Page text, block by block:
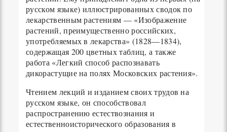
русском языке) иллюстрированных сводок по
лекарственным растениям — «Изображение
растений, преимущественно российских,
употребляемых в лекарства» (1828—1834),
содержащая 200 цветных таблиц, а также
работа «Легкий способ распознавать
дикорастущие на полях Московских растения».
Чтением лекций и изданием своих трудов на
русском языке, он способствовал
распространению естествознания и
естественноисторического образования в